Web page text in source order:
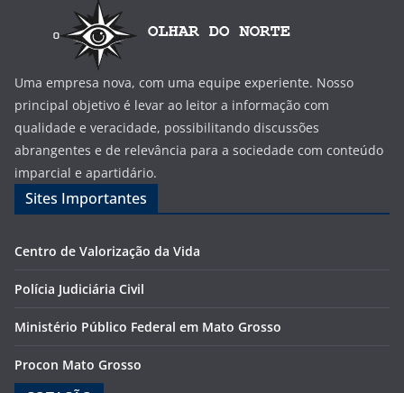
Uma empresa nova, com uma equipe experiente. Nosso
principal objetivo é levar ao leitor a informação com
qualidade e veracidade, possibilitando discussões
abrangentes e de relevância para a sociedade com conteúdo
imparcial e apartidário.
Sites Importantes
Centro de Valorização da Vida
Polícia Judiciária Civil
Ministério Público Federal em Mato Grosso
Procon Mato Grosso